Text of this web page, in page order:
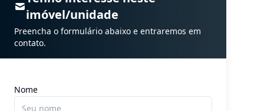
imóvel/unidade
Preencha o formulário abaixo e entraremos em
contato.
Nome